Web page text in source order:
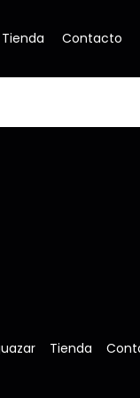
Tienda Contacto
Tienda